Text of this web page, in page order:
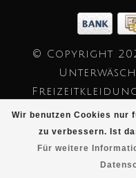
Wir benutzen Cookies nur
zu verbessern. Ist
Für weitere
© Copyright
Powered by